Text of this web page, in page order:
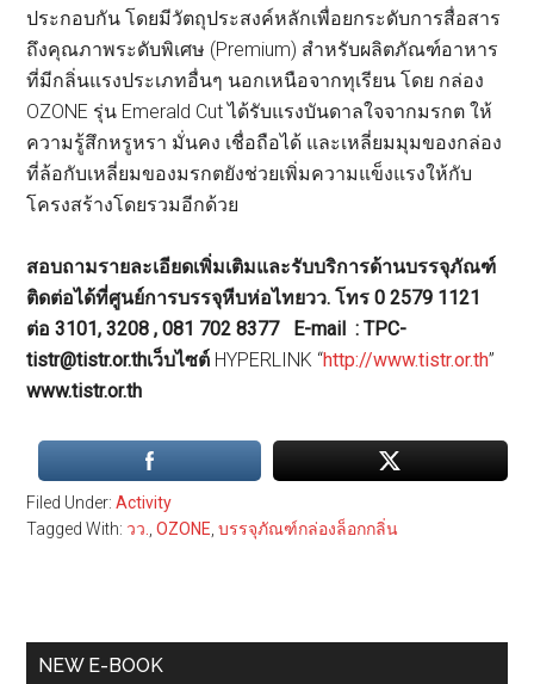
ประกอบกัน โดยมีวัตถุประสงค์หลักเพื่อยกระดับการสื่อสาร
ถึงคุณภาพระดับพิเศษ (Premium) สำหรับผลิตภัณฑ์อาหาร
ที่มีกลิ่นแรงประเภทอื่นๆ นอกเหนือจากทุเรียน โดย กล่อง
OZONE รุ่น Emerald Cut ได้รับแรงบันดาลใจจากมรกต ให้
ความรู้สึกหรูหรา มั่นคง เชื่อถือได้ และเหลี่ยมมุมของกล่อง
ที่ล้อกับเหลี่ยมของมรกตยังช่วยเพิ่มความแข็งแรงให้กับ
โครงสร้างโดยรวมอีกด้วย
สอบถามรายละเอียดเพิ่มเติมและรับบริการด้านบรรจุภัณฑ์
ติดต่อได้ที่ศูนย์การบรรจุหีบห่อไทยวว. โทร 0 2579 1121
ต่อ 3101, 3208 , 081 702 8377 E-mail : TPC-
tistr@tistr.or.thเว็บไซต์ HYPERLINK “http://www.tistr.or.th”
www.tistr.or.th
Filed Under:Activity
Tagged With: วว. ,OZONE ,บรรจุภัณฑ์กล่องล็อกกลิ่น
Primary
NEW E-BOOK